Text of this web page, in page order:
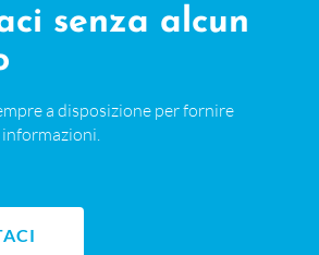
senza alcun
a disposizione per fornire